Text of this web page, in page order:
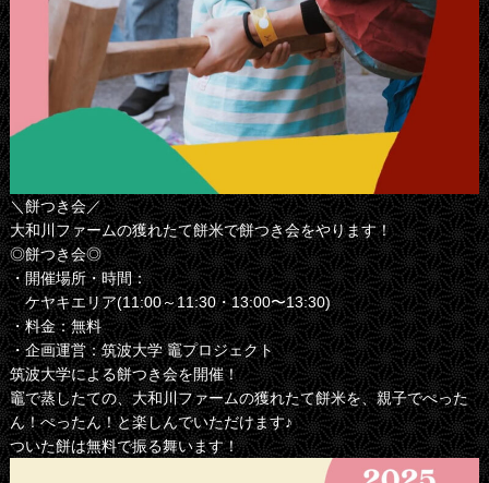
＼餅つき会／
大和川ファームの獲れたて餅米で餅つき会をやります！
◎餅つき会◎
・開催場所・時間：
ケヤキエリア(11:00～11:30・13:00〜13:30)
・料金：無料
・企画運営：筑波大学 竈プロジェクト
筑波大学による餅つき会を開催！
竈で蒸したての、大和川ファームの獲れたて餅米を、親子でぺった
ん！ぺったん！と楽しんでいただけます♪
ついた餅は無料で振る舞います！